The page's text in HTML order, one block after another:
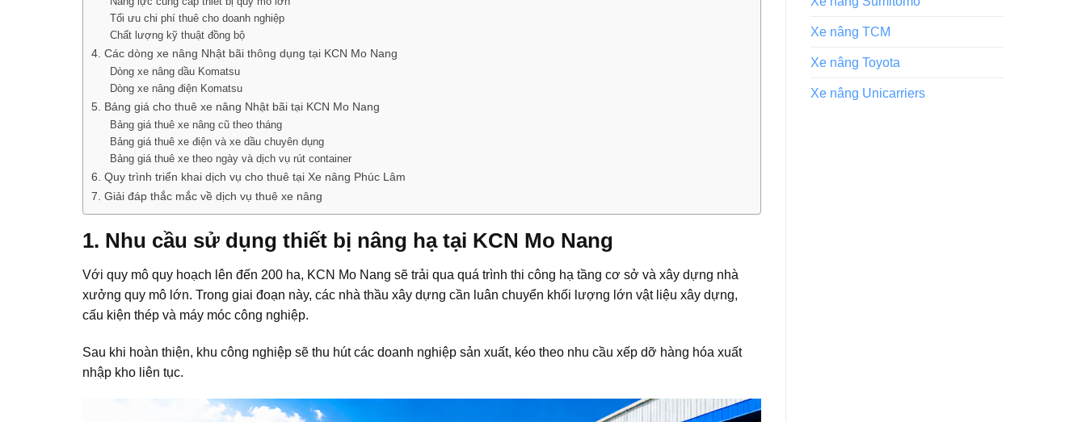
Tối ưu chi phí thuê cho doanh nghiệp
Chất lượng kỹ thuật đồng bộ
4. Các dòng xe nâng Nhật bãi thông dụng tại KCN Mo Nang
Dòng xe nâng dầu Komatsu
Dòng xe nâng điện Komatsu
5. Bảng giá cho thuê xe nâng Nhật bãi tại KCN Mo Nang
Bảng giá thuê xe nâng cũ theo tháng
Bảng giá thuê xe điện và xe dầu chuyên dụng
Bảng giá thuê xe theo ngày và dịch vụ rút container
6. Quy trình triển khai dịch vụ cho thuê tại Xe nâng Phúc Lâm
7. Giải đáp thắc mắc về dịch vụ thuê xe nâng
1. Nhu cầu sử dụng thiết bị nâng hạ tại KCN Mo Nang
Với quy mô quy hoạch lên đến 200 ha, KCN Mo Nang sẽ trải qua quá trình thi công hạ tầng cơ sở và xây dựng nhà
xưởng quy mô lớn. Trong giai đoạn này, các nhà thầu xây dựng cần luân chuyển khối lượng lớn vật liệu xây dựng,
cấu kiện thép và máy móc công nghiệp.
Sau khi hoàn thiện, khu công nghiệp sẽ thu hút các doanh nghiệp sản xuất, kéo theo nhu cầu xếp dỡ hàng hóa xuất
nhập kho liên tục.
Xe nâng TCM
Xe nâng Toyota
Xe nâng Unicarriers